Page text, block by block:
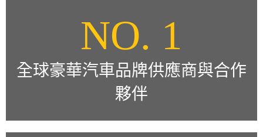
NO. 1
全球豪華汽車品牌供應商與合作
夥伴